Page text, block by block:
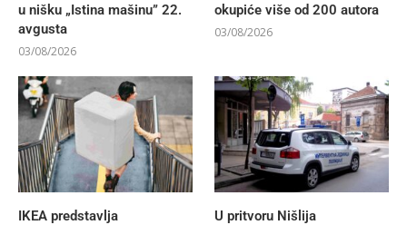
u nišku „Istina mašinu” 22.
avgusta
03/08/2026
okupiće više od 200 autora
03/08/2026
IKEA predstavlja
U pritvoru Nišlija